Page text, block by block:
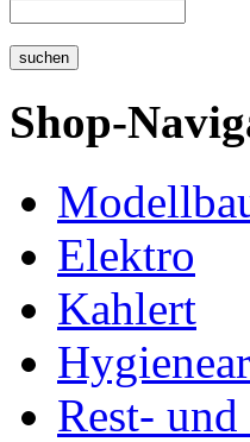
Shop-
Elektro
Kahlert
Rest- und